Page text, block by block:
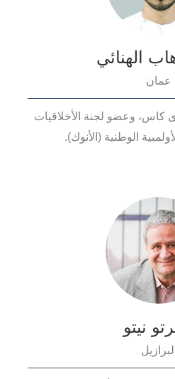
الهنائي
عمان
كاس، وعضو لجنة الأخلاقيات
الوطنية (الأنوك).
نيتو
البرازيل